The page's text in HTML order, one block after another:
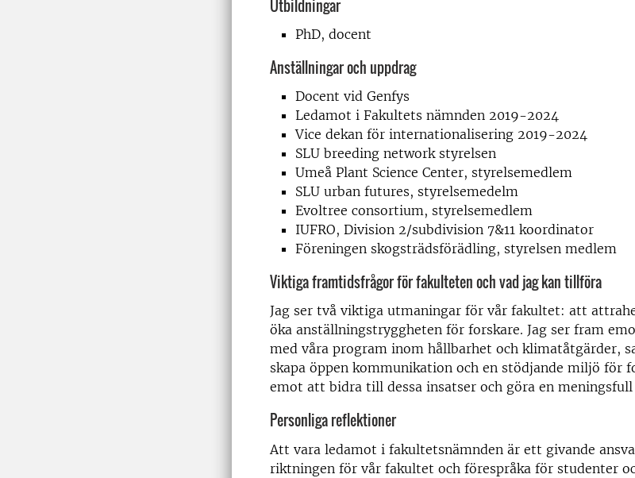
Utbildningar
PhD, docent
Anställningar och uppdrag
Docent vid Genfys
Ledamot i Fakultets nämnden 2019-2024
Vice dekan för internationalisering 2019-2024
SLU breeding network styrelsen
Umeå Plant Science Center, styrelsemedlem
SLU urban futures, styrelsemedelm
Evoltree consortium, styrelsemedlem
IUFRO, Division 2/subdivision 7&11 koordinator
Föreningen skogsträdsförädling, styrelsen medlem
Viktiga framtidsfrågor för fakulteten och vad jag kan tillföra
Jag ser två viktiga utmaningar för vår fakultet: att
öka anställningstryggheten för forskare. Jag ser fram
med våra program inom hållbarhet och klimatåtgärder,
skapa öppen kommunikation och en stödjande miljö för
emot att bidra till dessa insatser och göra en meningsfull
Personliga reflektioner
Att vara ledamot i fakultetsnämnden är ett givande
riktningen för vår fakultet och förespråka för studenter